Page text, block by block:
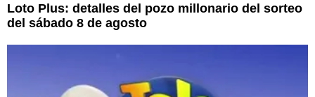
Loto Plus: detalles del pozo millonario del sorteo
del sábado 8 de agosto